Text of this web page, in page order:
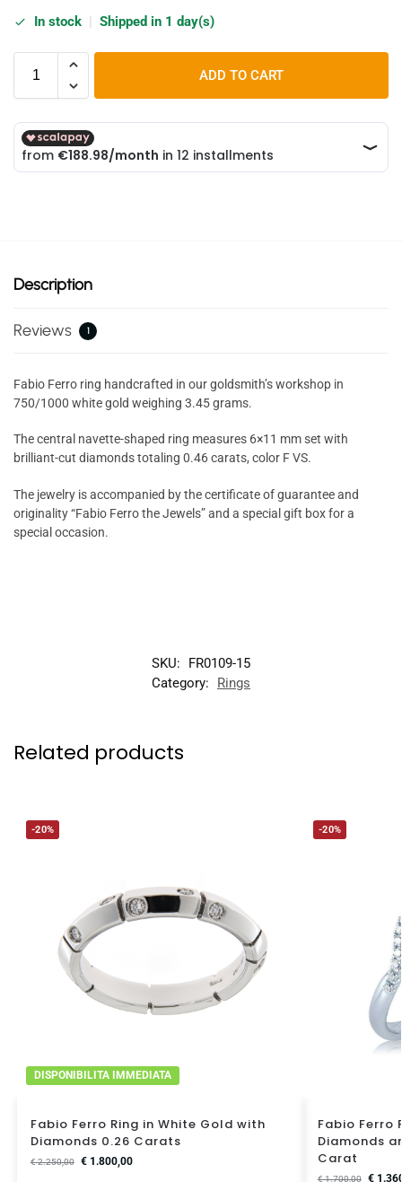
In stock | Shipped in 1 day(s)
ADD TO CART
Description
Reviews 1
Fabio Ferro ring handcrafted in our goldsmith’s workshop in
750/1000 white gold weighing 3.45 grams.
The central navette-shaped ring measures 6×11 mm set with
brilliant-cut diamonds totaling 0.46 carats, color F VS.
The jewelry is accompanied by the certificate of guarantee and
originality “Fabio Ferro the Jewels” and a special gift box for a
special occasion.
SKU:
FR0109-15
Category:
Rings
Related products
-20%
DISPONIBILITA IMMEDIATA
Fabio Ferro Ring in White Gold with
Diamonds 0.26 Carats
€2.250,00 €1.800,00
-20%
Fabio Ferro
Diamonds
Carat
€1.700,00 €